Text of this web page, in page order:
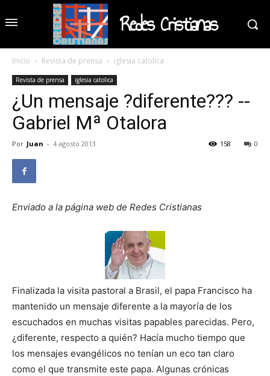
Redes Cristianas
Inicio Revista de prensa iglesia catolica
Revista de prensa iglesia catolica
¿Un mensaje ?diferente??? --
Gabriel Mª Otalora
Por Juan - 4 agosto 2013 0
158
Enviado a la página web de Redes Cristianas
Finalizada la visita pastoral a Brasil, el papa Francisco ha
mantenido un mensaje diferente a la mayoría de los
escuchados en muchas visitas papables parecidas. Pero,
¿diferente, respecto a quién? Hacía mucho tiempo que
los mensajes evangélicos no tenían un eco tan claro
como el que transmite este papa. Algunas crónicas